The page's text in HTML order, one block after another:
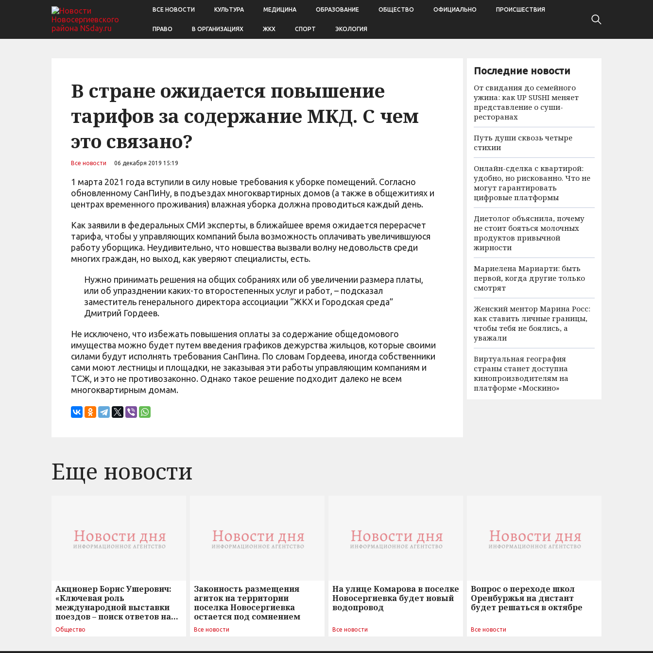
ВСЕ НОВОСТИ КУЛЬТУРА МЕДИЦИНА ОБРАЗОВАНИЕ ОБЩЕСТВО ОФИЦИАЛЬНО ПРОИСШЕСТВИЯ
ПРАВО В ОРГАНИЗАЦИЯХ ЖКХ СПОРТ ЭКОЛОГИЯ
В стране ожидается повышение
тарифов за содержание МКД. С чем
это связано?
Все новости 06 декабря 2019 15:19
1 марта 2021 года вступили в силу новые требования к уборке помещений. Согласно
обновленному СанПиНу, в подъездах многоквартирных домов (а также в общежитиях и
центрах временного проживания) влажная уборка должна проводиться каждый день.
Как заявили в федеральных СМИ эксперты, в ближайшее время ожидается перерасчет
тарифа, чтобы у управляющих компаний была возможность оплачивать увеличившуюся
работу уборщика. Неудивительно, что новшества вызвали волну недовольств среди
многих граждан, но выход, как уверяют специалисты, есть.
Нужно принимать решения на общих собраниях или об увеличении размера платы,
или об упразднении каких-то второстепенных услуг и работ, – подсказал
заместитель генерального директора ассоциации “ЖКХ и Городская среда”
Дмитрий Гордеев.
Не исключено, что избежать повышения оплаты за содержание общедомового
имущества можно будет путем введения графиков дежурства жильцов, которые своими
силами будут исполнять требования СанПина. По словам Гордеева, иногда собственники
сами моют лестницы и площадки, не заказывая эти работы управляющим компаниям и
ТСЖ, и это не противозаконно. Однако такое решение подходит далеко не всем
многоквартирным домам.
Последние новости
От свидания до семейного
ужина: как UP SUSHI меняет
представление о суши-
ресторанах
Путь души сквозь четыре
стихии
Онлайн-сделка с квартирой:
удобно, но рискованно. Что не
могут гарантировать
цифровые платформы
Диетолог объяснила, почему
не стоит бояться молочных
продуктов привычной
жирности
Мариелена Мариарти: быть
первой, когда другие только
смотрят
Женский ментор Марина Росс:
как ставить личные границы,
чтобы тебя не боялись, а
уважали
Виртуальная география
страны станет доступна
кинопроизводителям на
платформе «Москино»
Еще новости
Акционер Борис Ушерович:
«Ключевая роль
международной выставки
поездов – поиск ответов на
вызовы времени»
Общество
Законность размещения
агиток на территории
поселка Новосергиевка
остается под сомнением
Все новости
На улице Комарова в поселке
Новосергиевка будет новый
водопровод
Все новости
Вопрос о переходе школ
Оренбуржья на дистант
будет решаться в октябре
Все новости